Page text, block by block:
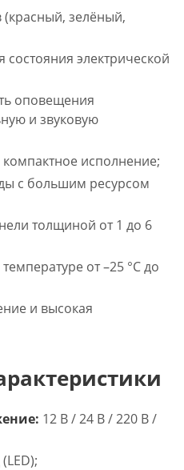
зелёный,
электрической
оповещения
и звуковую
исполнение;
с большим ресурсом
толщиной от 1 до 6
от –25 °С до
и высокая
12 В / 24 В / 220 В /